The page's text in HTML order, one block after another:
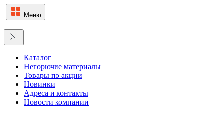
Меню
Каталог
Негорючие материалы
Товары по акции
Новинки
Адреса и контакты
Новости компании